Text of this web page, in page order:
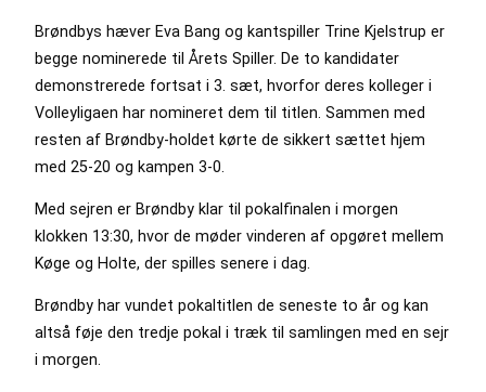
Brøndbys hæver Eva Bang og kantspiller Trine Kjelstrup er
begge nominerede til Årets Spiller. De to kandidater
demonstrerede fortsat i 3. sæt, hvorfor deres kolleger i
Volleyligaen har nomineret dem til titlen. Sammen med
resten af Brøndby-holdet kørte de sikkert sættet hjem
med 25-20 og kampen 3-0.
Med sejren er Brøndby klar til pokalfinalen i morgen
klokken 13:30, hvor de møder vinderen af opgøret mellem
Køge og Holte, der spilles senere i dag.
Brøndby har vundet pokaltitlen de seneste to år og kan
altså føje den tredje pokal i træk til samlingen med en sejr
i morgen.